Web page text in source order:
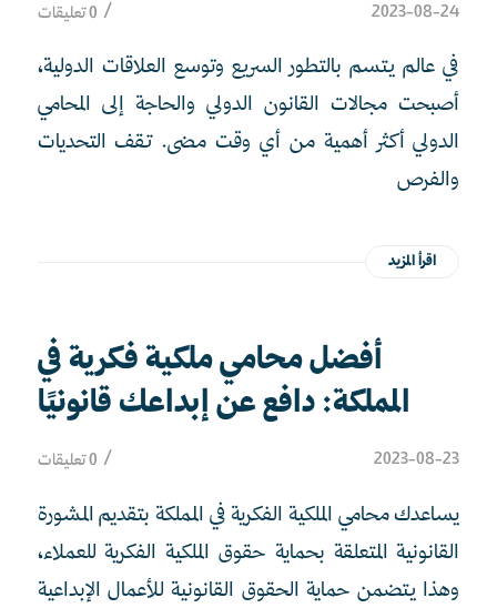
2023-08-24
/ 0 تعليقات
في عالم يتسم بالتطور السريع وتوسع العلاقات الدولية،
أصبحت مجالات القانون الدولي والحاجة إلى المحامي
الدولي أكثر أهمية من أي وقت مضى. تقف التحديات
والفرص
اقرأ المزيد
أفضل محامي ملكية فكرية في
المملكة: دافع عن إبداعك قانونيًا
2023-08-23
/ 0 تعليقات
يساعدك محامي الملكية الفكرية في المملكة بتقديم المشورة
القانونية المتعلقة بحماية حقوق الملكية الفكرية للعملاء،
وهذا يتضمن حماية الحقوق القانونية للأعمال الإبداعية